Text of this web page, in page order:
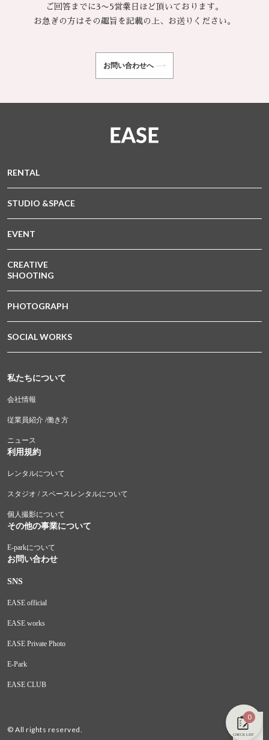
ご回答までに3〜5営業日ほど頂いております。
お急ぎの方はその趣旨を記載の上、お送りください。
お問い合わせへ
0
CHECK LIST
RENTAL
STUDIO &SPACE
EVENT
CREATIVE
SHOOTING
PHOTOGRAPH
SOCIAL WORKS
私たちについて
会社情報
従業員紹介 /働き方
ニュース
利用規約
レンタルについて
スタジオ / スペースレンタルについて
個人撮影について
その他の事業について
E-parkについて
お問い合わせ
SNS
EASE official
EASE works
EASE Private Photo
E-Park
EASE CLUB
© All rights reserved.